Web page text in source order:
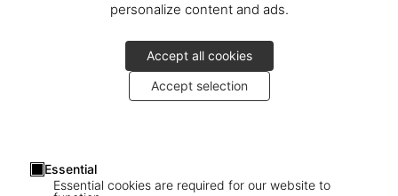
personalize content and ads.
Accept all cookies
Accept selection
Essential
Essential cookies are required for our website to
Numéro de client